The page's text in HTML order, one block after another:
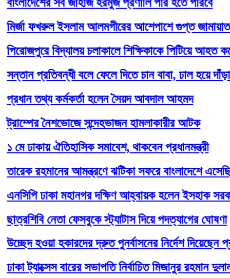
সব জাহাজ হরমুজ প্রণালি পার হতে পারবে
ফখরুল ইসলাম আলমগীরের আশেপাশে গুপ্ত জামায়াত
বিদ্যালয় চলাকালে শিক্ষিকাকে পিটিয়ে আহত করেছে
প্রতিবন্ধী বলে ফেলে দিতে চান বাবা, ঢাল হয়ে দাঁড়ালেন
তথ্য কর্মকর্তা হলেন সৈয়দ আবদাল আহমদ
নৈশভোজে সন্দেহভাজন হামলাকারীর আটক
ঐতিহাসিক সমাবেশ, থাকবেন প্রধানমন্ত্রী
রহমানের আমন্ত্রণে ঝটিকা সফরে বাংলাদেশে এসেছিলেন
ঢাকা মহানগর দক্ষিণ আহ্বায়ক হলেন ইসহাক সরকার
নেতা ফেসবুকে স্ট্যাটাস দিয়ে পদত্যাগের ঘোষণা
হওয়া হকারদের দ্রুত পুনর্বাসনের নির্দেশ দিয়েছেন
ট্যাক্সেস বারের সভাপতি নির্বাচিত মিজানুর রহমান দুলাল